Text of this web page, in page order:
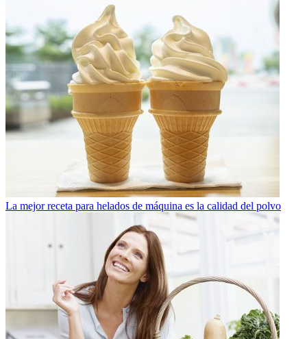
La mejor receta para helados de máquina es la calidad del polvo